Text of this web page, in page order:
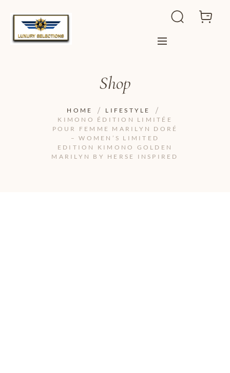
Shop
HOME
LIFESTYLE
KIMONO ÉDITION LIMITÉE
POUR FEMME MARILYN DORÉ
– WOMEN’S LIMITED
EDITION KIMONO GOLDEN
MARILYN BY HERSE INSPIRED